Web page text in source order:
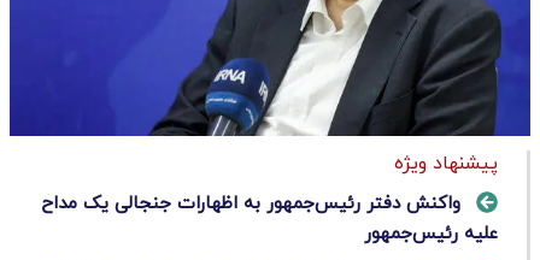
پیشنهاد ویژه
واکنش دفتر رئیس‌جمهور به اظهارات جنجالی یک مداح
علیه رئیس‌جمهور